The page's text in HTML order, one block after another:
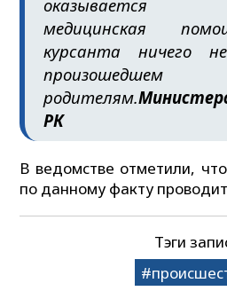
оказывается
медицинская
курсанта ничего
родителям.
РК
В ведомстве отметили,
по данному факту
Тэги